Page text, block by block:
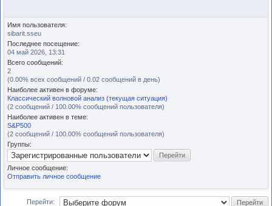
Имя пользователя:
sibarit.sseu
Последнее посещение:
04 май 2026, 13:31
Всего сообщений:
2
(0.00% всех сообщений / 0.02 сообщений в день)
Наиболее активен в форуме:
Классический волновой анализ (текущая ситуация)
(2 сообщений / 100.00% сообщений пользователя)
Наиболее активен в теме:
S&P500
(2 сообщений / 100.00% сообщений пользователя)
Группы:
Личное сообщение:
Отправить личное сообщение
Перейти: